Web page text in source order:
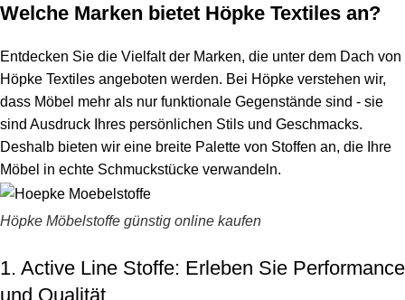
Welche Marken bietet Höpke Textiles an?
Entdecken Sie die Vielfalt der Marken, die unter dem Dach von
Höpke Textiles angeboten werden. Bei Höpke verstehen wir,
dass Möbel mehr als nur funktionale Gegenstände sind - sie
sind Ausdruck Ihres persönlichen Stils und Geschmacks.
Deshalb bieten wir eine breite Palette von Stoffen an, die Ihre
Möbel in echte Schmuckstücke verwandeln.
Höpke Möbelstoffe günstig online kaufen
1. Active Line Stoffe: Erleben Sie Performance
und Qualität